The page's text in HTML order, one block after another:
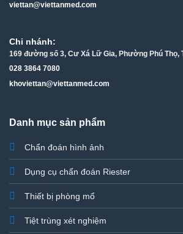
viettan@viettanmed.com
Chi nhánh:
169 đường số 3, Cư Xá Lữ Gia, Phường Phú Thọ,
028 3864 7080
khoviettan@viettanmed.com
Danh mục sản phẩm
Chẩn đoán hình ảnh
Dụng cụ chẩn đoán Riester
Thiết bị phòng mổ
Tiệt trùng xét nghiệm